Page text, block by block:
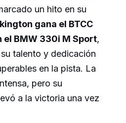
un hito en su
gana el BTCC
el BMW 330i M Sport,
talento y dedicación
en la pista. La
pero su
a la victoria una vez